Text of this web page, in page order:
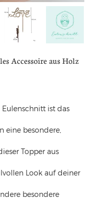
Accessoire aus Holz
Eulenschnitt ist das
eine besondere,
Topper aus
Look auf deiner
besondere